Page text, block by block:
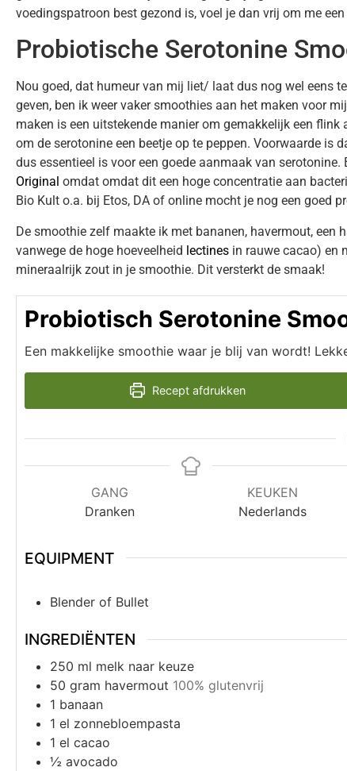
voedingspatroon best gezond is, voel je dan vrij om me
Probiotische Serotonine
Nou goed, dat humeur van mij liet/ laat dus nog wel eens
geven, ben ik weer vaker smoothies aan het maken voor
maken is een uitstekende manier om gemakkelijk een
om de serotonine een beetje op te peppen. Voorwaarde is
dus essentieel is voor een goede aanmaak van serotonine.
Original omdat omdat dit een hoge concentratie aan
Bio Kult o.a. bij Etos, DA of online mocht je nog een goed
De smoothie zelf maakte ik met bananen, havermout, een
vanwege de hoge hoeveelheid lectines in rauwe cacao) en
mineraalrijk zout in je smoothie. Dit versterkt de smaak!
Probiotisch Serotonine
Een makkelijke smoothie waar je blij van wordt!
Recept afdrukken
GANG
Dranken
KEUKEN
Nederlands
EQUIPMENT
Blender of Bullet
INGREDIËNTEN
250 ml melk naar keuze
50 gram havermout 100% glutenvrij
1 banaan
1 el zonnebloempasta
1 el cacao
½ avocado